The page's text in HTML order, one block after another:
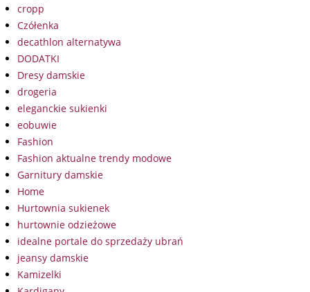
cropp
Czółenka
decathlon alternatywa
DODATKI
Dresy damskie
drogeria
eleganckie sukienki
eobuwie
Fashion
Fashion aktualne trendy modowe
Garnitury damskie
Home
Hurtownia sukienek
hurtownie odzieżowe
idealne portale do sprzedaży ubrań
jeansy damskie
Kamizelki